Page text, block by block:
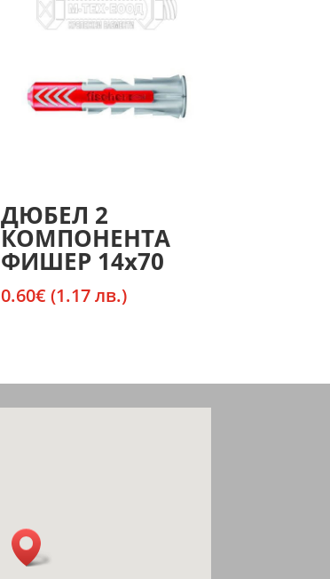
ДЮБЕЛ 2
КОМПОНЕНТА
ФИШЕР 14х70
0.60€ (1.17 лв.)